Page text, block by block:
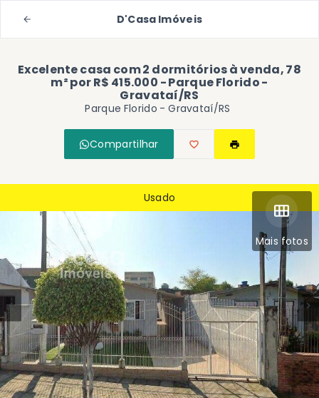
D'Casa Imóveis
Excelente casa com 2 dormitórios à venda, 78
m² por R$ 415.000 - Parque Florido -
Gravataí/RS
Parque Florido - Gravataí/RS
Compartilhar
Mais fotos
Usado